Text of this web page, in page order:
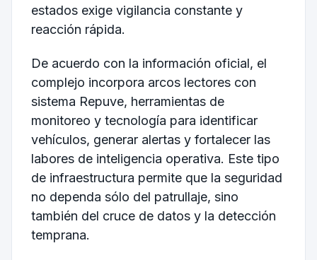
estados exige vigilancia constante y
reacción rápida.
De acuerdo con la información oficial, el
complejo incorpora arcos lectores con
sistema Repuve, herramientas de
monitoreo y tecnología para identificar
vehículos, generar alertas y fortalecer las
labores de inteligencia operativa. Este tipo
de infraestructura permite que la seguridad
no dependa sólo del patrullaje, sino
también del cruce de datos y la detección
temprana.